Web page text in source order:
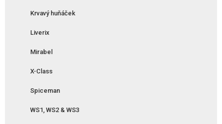
Krvavý huňáček
Liverix
Mirabel
X-Class
Spiceman
WS1, WS2 & WS3